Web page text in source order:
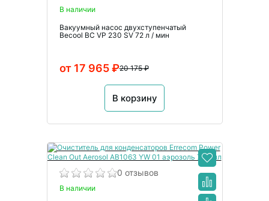
В наличии
Вакуумный насос двухступенчатый
Becool BC VP 230 SV 72 л / мин
20 175 ₽
от 17 965 ₽
В корзину
0 отзывов
В наличии